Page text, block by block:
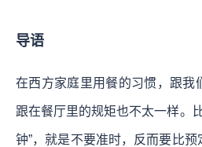
导语
在西方家庭里用餐的习惯，跟我
跟在餐厅里的规矩也不太一样。
钟”，就是不要准时，反而要比